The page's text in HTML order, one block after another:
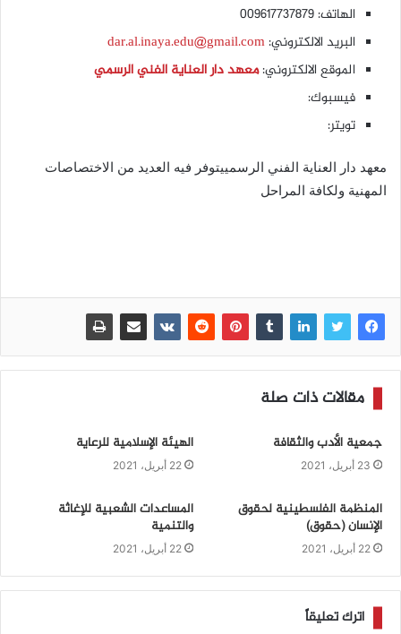
الهاتف: 009617737879
البريد الالكتروني:dar.al.inaya.edu@gmail.com
الموقع الالكتروني:معهد دار العناية الفني الرسمي
فيسبوك:
تويتر:
معهد دار العناية الفني الرسمييتوفر فيه العديد من الاختصاصات
المهنية ولكافة المراحل
مقالات ذات صلة
جمعية الأدب والثقافة
23 أبريل، 2021
الهيئة الإسلامية للرعاية
22 أبريل، 2021
المنظمة الفلسطينية لحقوق
الإنسان (حقوق)
22 أبريل، 2021
المساعدات الشعبية للإغاثة
والتنمية
22 أبريل، 2021
اترك تعليقاً